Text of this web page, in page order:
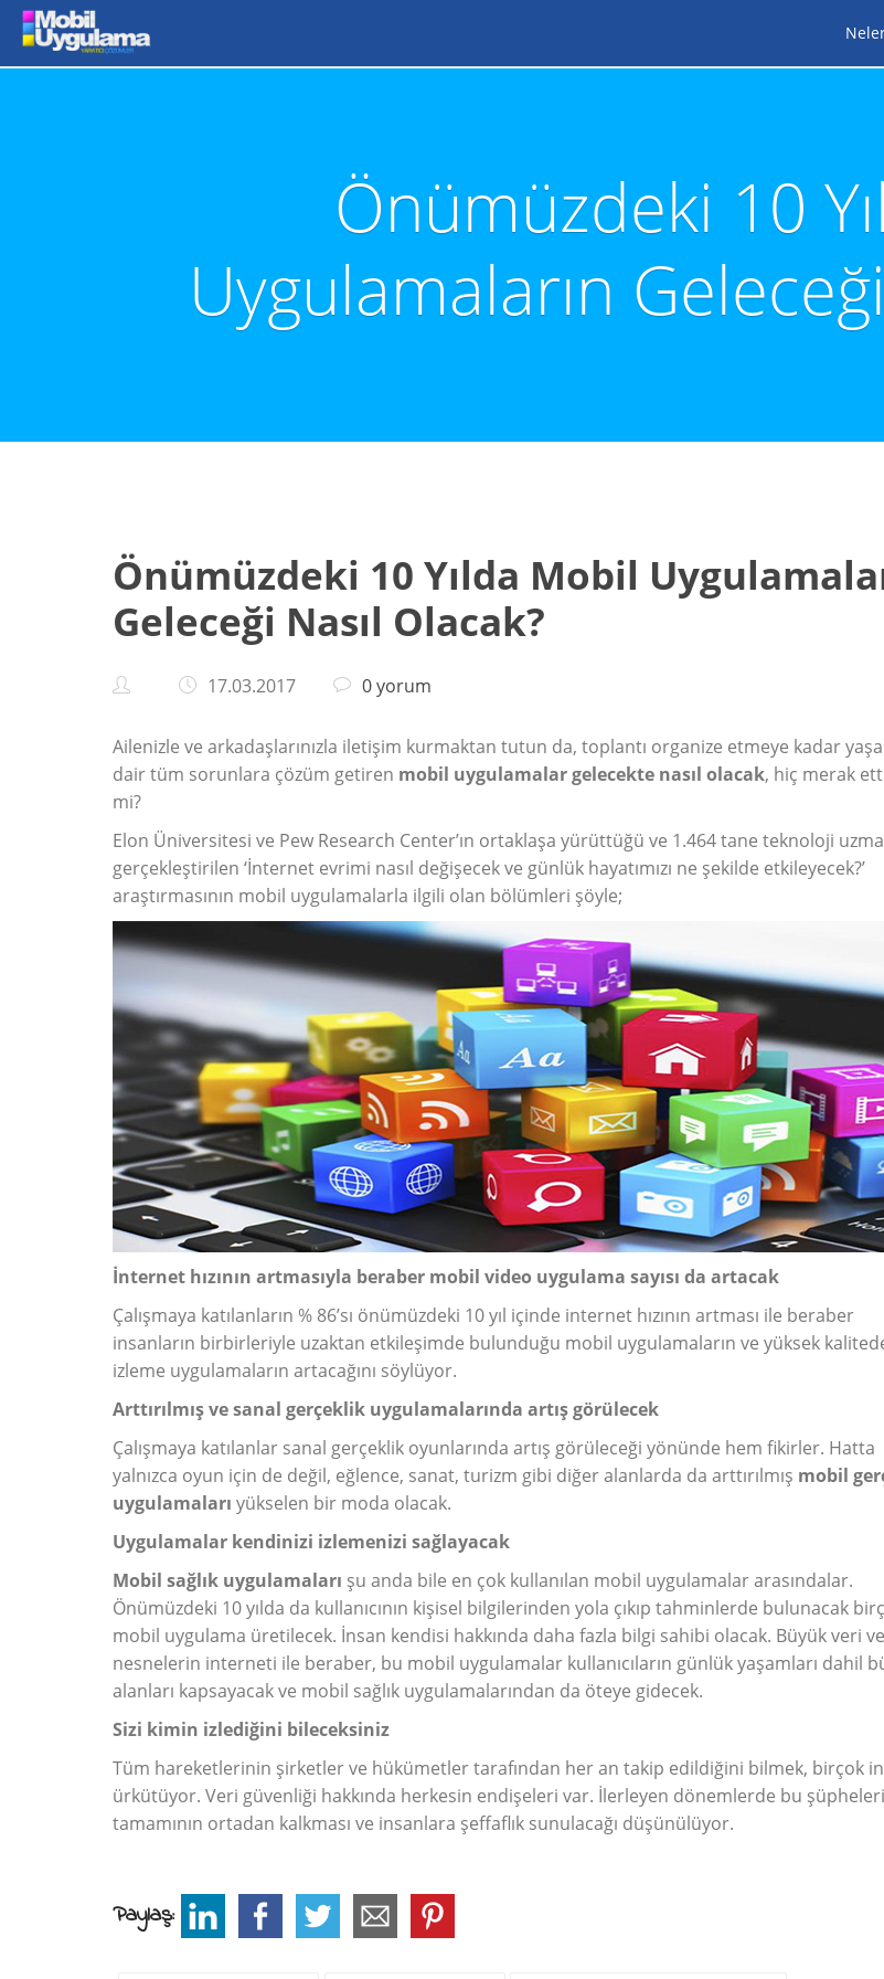
Önümüzdeki 10
Uygulamaların
Önümüzdeki 10 Yılda Mobil
Geleceği Nasıl Olacak?
17.03.2017 0 yorum
Ailenizle ve arkadaşlarınızla iletişim kurmaktan tutun da, toplantı organize etmeye kadar
dair tüm sorunlara çözüm getiren mobil uygulamalar gelecekte nasıl olacak, hiç merak
mi?
Elon Üniversitesi ve Pew Research Center’ın ortaklaşa yürüttüğü ve 1.464 tane teknoloji
gerçekleştirilen ‘İnternet evrimi nasıl değişecek ve günlük hayatımızı ne şekilde etkileyecek?’
araştırmasının mobil uygulamalarla ilgili olan bölümleri şöyle;
İnternet hızının artmasıyla beraber mobil video uygulama sayısı da artacak
Çalışmaya katılanların % 86’sı önümüzdeki 10 yıl içinde internet hızının artması ile beraber
insanların birbirleriyle uzaktan etkileşimde bulunduğu mobil uygulamaların ve yüksek
izleme uygulamaların artacağını söylüyor.
Arttırılmış ve sanal gerçeklik uygulamalarında artış görülecek
Çalışmaya katılanlar sanal gerçeklik oyunlarında artış görüleceği yönünde hem fikirler. Hatta
yalnızca oyun için de değil, eğlence, sanat, turizm gibi diğer alanlarda da arttırılmış mobil
uygulamaları yükselen bir moda olacak.
Uygulamalar kendinizi izlemenizi sağlayacak
Mobil sağlık uygulamaları şu anda bile en çok kullanılan mobil uygulamalar arasındalar.
Önümüzdeki 10 yılda da kullanıcının kişisel bilgilerinden yola çıkıp tahminlerde bulunacak
mobil uygulama üretilecek. İnsan kendisi hakkında daha fazla bilgi sahibi olacak. Büyük veri ve
nesnelerin interneti ile beraber, bu mobil uygulamalar kullanıcıların günlük yaşamları dahil
alanları kapsayacak ve mobil sağlık uygulamalarından da öteye gidecek.
Sizi kimin izlediğini bileceksiniz
Tüm hareketlerinin şirketler ve hükümetler tarafından her an takip edildiğini bilmek, birçok
ürkütüyor. Veri güvenliği hakkında herkesin endişeleri var. İlerleyen dönemlerde bu
tamamının ortadan kalkması ve insanlara şeffaflık sunulacağı düşünülüyor.
Paylaş: